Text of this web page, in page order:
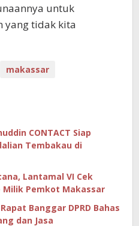
untuk
yang tidak kita
makassar
CONTACT Siap
Tembakau di
Lantamal VI Cek
Milik Pemkot Makassar
Banggar DPRD Bahas
dan Jasa